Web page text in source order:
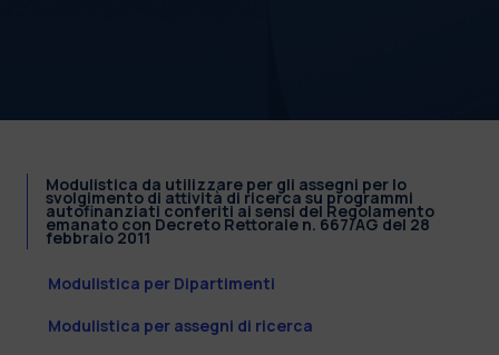
Modulistica da utilizzare per gli assegni per lo
svolgimento di attività di ricerca su programmi
autofinanziati conferiti ai sensi del Regolamento
emanato con Decreto Rettorale n. 667/AG del 28
febbraio 2011
Modulistica per Dipartimenti
Modulistica per assegni di ricerca